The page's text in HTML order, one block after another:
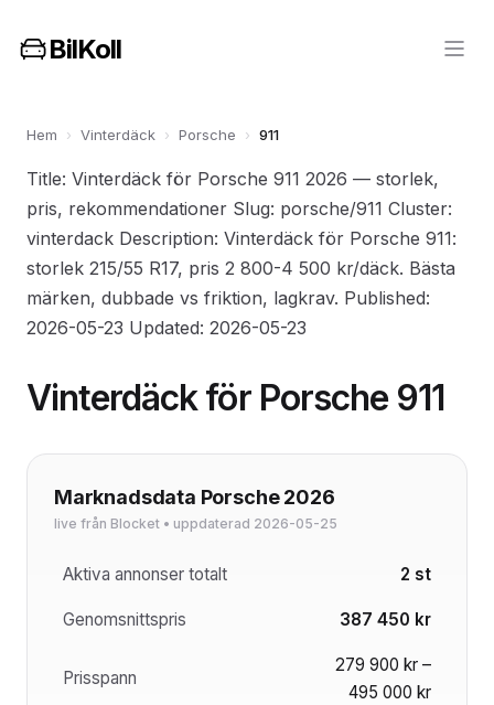
BilKoll
Hem › Vinterdäck › Porsche › 911
Title: Vinterdäck för Porsche 911 2026 — storlek,
pris, rekommendationer Slug: porsche/911 Cluster:
vinterdack Description: Vinterdäck för Porsche 911:
storlek 215/55 R17, pris 2 800-4 500 kr/däck. Bästa
märken, dubbade vs friktion, lagkrav. Published:
2026-05-23 Updated: 2026-05-23
Vinterdäck för Porsche 911
Marknadsdata Porsche 2026
live från Blocket • uppdaterad 2026-05-25
Aktiva annonser totalt 2 st
Genomsnittspris 387 450 kr
Prisspann
279 900 kr –
495 000 kr